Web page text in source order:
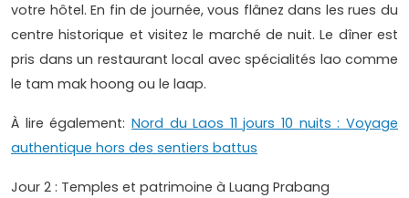
votre hôtel. En fin de journée, vous flânez dans les rues du
centre historique et visitez le marché de nuit. Le dîner est
pris dans un restaurant local avec spécialités lao comme
le tam mak hoong ou le laap.
À lire également: Nord du Laos 11 jours 10 nuits : Voyage
authentique hors des sentiers battus
Jour 2 : Temples et patrimoine à Luang Prabang